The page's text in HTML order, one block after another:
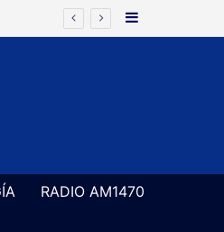
Barra Lateral
RADIO AM1470